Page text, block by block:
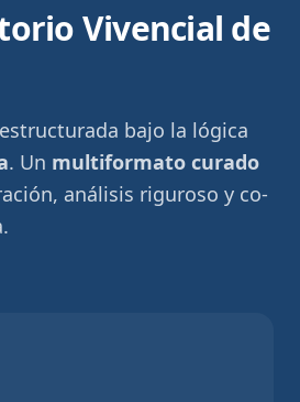
Vivencial de
bajo la lógica
. Un multiformato curado
análisis riguroso y co-